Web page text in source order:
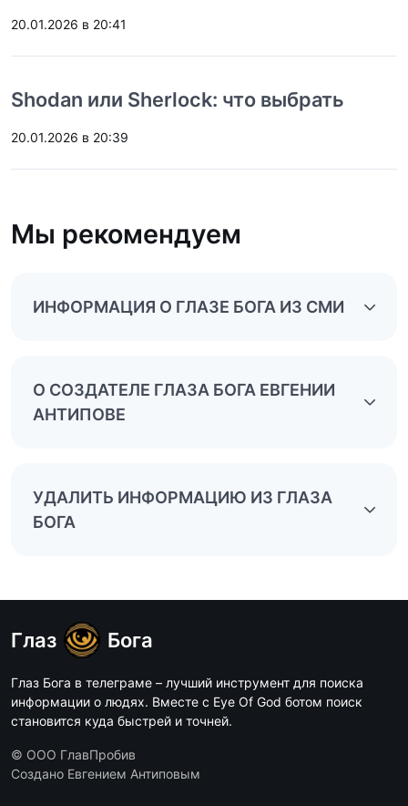
20.01.2026 в 20:41
Shodan или Sherlock: что выбрать
20.01.2026 в 20:39
Мы рекомендуем
ИНФОРМАЦИЯ О ГЛАЗЕ БОГА ИЗ СМИ
О СОЗДАТЕЛЕ ГЛАЗА БОГА ЕВГЕНИИ
АНТИПОВЕ
УДАЛИТЬ ИНФОРМАЦИЮ ИЗ ГЛАЗА
БОГА
Глаз Бога
Глаз Бога в телеграме – лучший инструмент для поиска
информации о людях. Вместе с Eye Of God ботом поиск
становится куда быстрей и точней.
© ООО ГлавПробив
Создано Евгением Антиповым